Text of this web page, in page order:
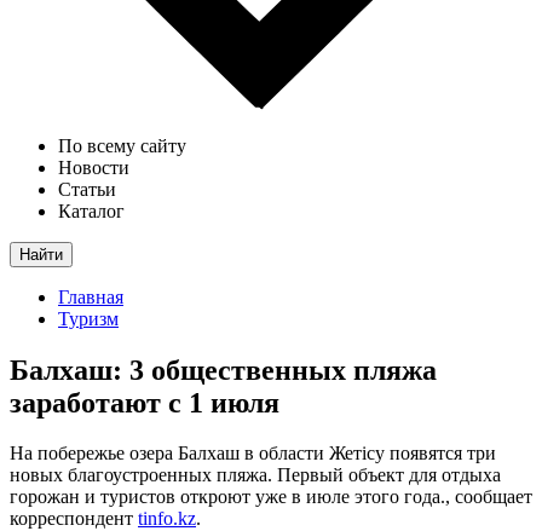
По всему сайту
Новости
Статьи
Каталог
Найти
Главная
Туризм
Балхаш: 3 общественных пляжа
заработают с 1 июля
На побережье озера Балхаш в области Жетісу появятся три
новых благоустроенных пляжа. Первый объект для отдыха
горожан и туристов откроют уже в июле этого года., сообщает
корреспондент tinfo.kz.